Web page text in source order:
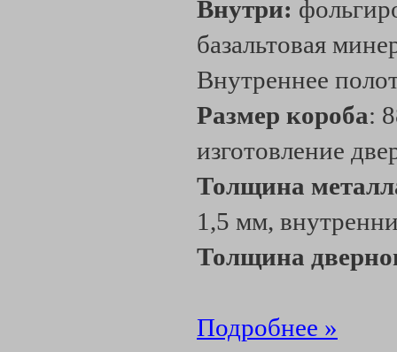
Внутри:
базальтовая
Внутреннее
Размер короба:
изготовление
Толщина
1,5 мм,
Толщина
Подробнее »